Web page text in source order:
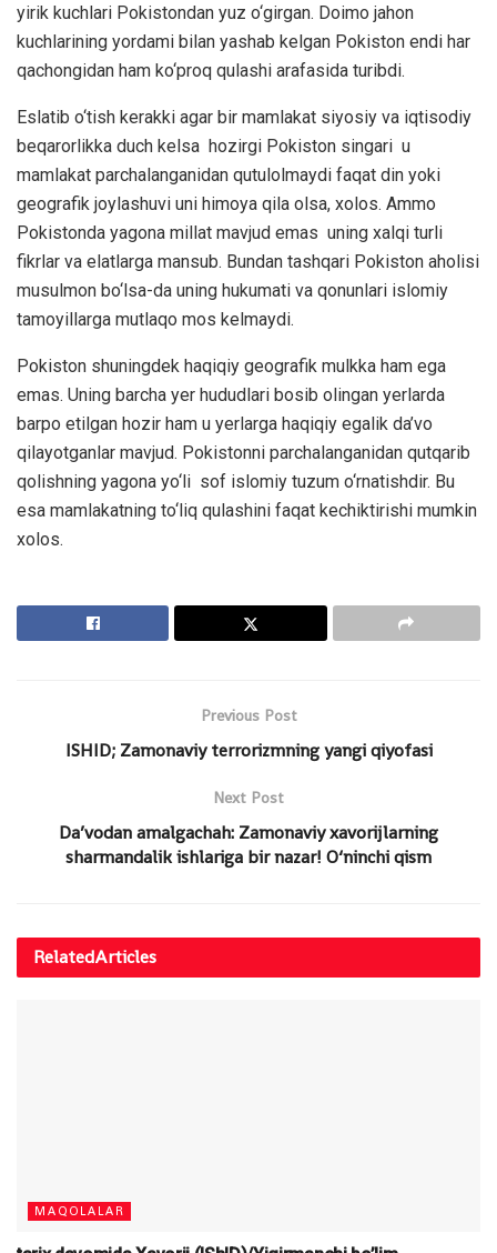
yirik kuchlari Pokistondan yuz o‘girgan. Doimo jahon
kuchlarining yordami bilan yashab kelgan Pokiston endi har
qachongidan ham ko‘proq qulashi arafasida turibdi.
Eslatib o‘tish kerakki agar bir mamlakat siyosiy va iqtisodiy
beqarorlikka duch kelsa hozirgi Pokiston singari u
mamlakat parchalanganidan qutulolmaydi faqat din yoki
geografik joylashuvi uni himoya qila olsa, xolos. Ammo
Pokistonda yagona millat mavjud emas uning xalqi turli
fikrlar va elatlarga mansub. Bundan tashqari Pokiston aholisi
musulmon bo‘lsa-da uning hukumati va qonunlari islomiy
tamoyillarga mutlaqo mos kelmaydi.
Pokiston shuningdek haqiqiy geografik mulkka ham ega
emas. Uning barcha yer hududlari bosib olingan yerlarda
barpo etilgan hozir ham u yerlarga haqiqiy egalik da’vo
qilayotganlar mavjud. Pokistonni parchalanganidan qutqarib
qolishning yagona yo‘li sof islomiy tuzum o‘rnatishdir. Bu
esa mamlakatning to‘liq qulashini faqat kechiktirishi mumkin
xolos.
Previous Post
ISHID; Zamonaviy terrorizmning yangi qiyofasi
Next Post
Da’vodan amalgachah: Zamonaviy xavorijlarning
sharmandalik ishlariga bir nazar! O‘ninchi qism
RelatedArticles
MAQOLALAR